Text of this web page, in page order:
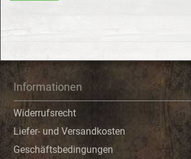
Informationen
Widerrufsrecht
Liefer- und Versandkosten
Geschäftsbedingungen